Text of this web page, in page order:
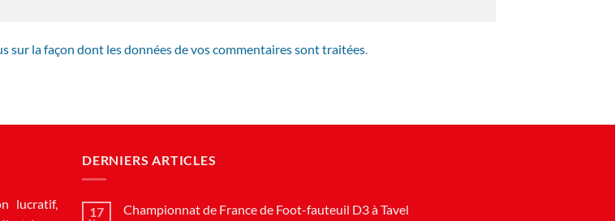
sur la façon dont les données de vos commentaires sont traitées.
lucratif,
DERNIERS ARTICLES
17 Championnat de France de Foot-fauteuil D3 à Tavel